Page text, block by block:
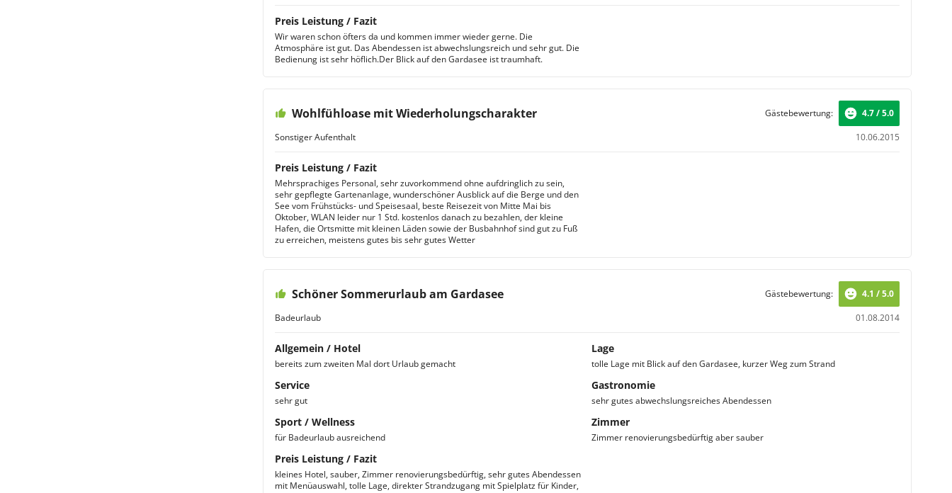
Preis Leistung / Fazit
Wir waren schon öfters da und kommen immer wieder gerne. Die
Atmosphäre ist gut. Das Abendessen ist abwechslungsreich und sehr gut. Die
Bedienung ist sehr höflich.Der Blick auf den Gardasee ist traumhaft.
Wohlfühloase mit Wiederholungscharakter
Sonstiger Aufenthalt 10.06.2015
Gästebewertung: 4.7 / 5.0
Preis Leistung / Fazit
Mehrsprachiges Personal, sehr zuvorkommend ohne aufdringlich zu sein,
sehr gepflegte Gartenanlage, wunderschöner Ausblick auf die Berge und den
See vom Frühstücks- und Speisesaal, beste Reisezeit von Mitte Mai bis
Oktober, WLAN leider nur 1 Std. kostenlos danach zu bezahlen, der kleine
Hafen, die Ortsmitte mit kleinen Läden sowie der Busbahnhof sind gut zu Fuß
zu erreichen, meistens gutes bis sehr gutes Wetter
Schöner Sommerurlaub am Gardasee
Badeurlaub 01.08.2014
Gästebewertung: 4.1 / 5.0
Allgemein / Hotel
bereits zum zweiten Mal dort Urlaub gemacht
Lage
tolle Lage mit Blick auf den Gardasee, kurzer Weg zum Strand
Service
sehr gut
Gastronomie
sehr gutes abwechslungsreiches Abendessen
Sport / Wellness
für Badeurlaub ausreichend
Zimmer
Zimmer renovierungsbedürftig aber sauber
Preis Leistung / Fazit
kleines Hotel, sauber, Zimmer renovierungsbedürftig, sehr gutes Abendessen
mit Menüauswahl, tolle Lage, direkter Strandzugang mit Spielplatz für Kinder,